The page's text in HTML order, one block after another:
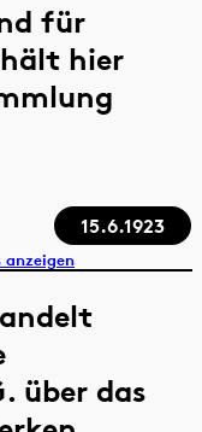
für
hier
15.6.1923
anzeigen
über das